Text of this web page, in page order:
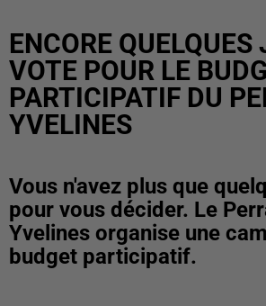
ENCORE QUELQUES
VOTE POUR LE
PARTICIPATIF DU
YVELINES
Vous n'avez plus que
pour vous décider. Le
Yvelines organise une
budget participatif.